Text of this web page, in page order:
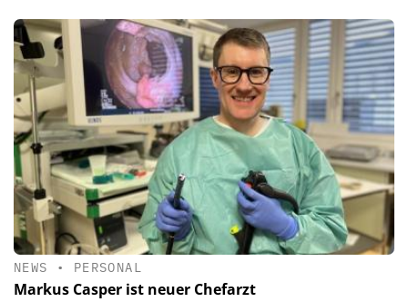
NEWS • PERSONAL
Markus Casper ist neuer Chefarzt